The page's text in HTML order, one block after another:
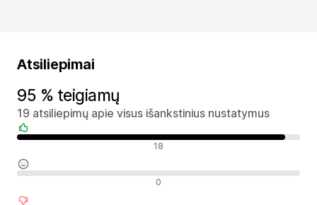
Atsiliepimai
95 % teigiamų
19 atsiliepimų apie visus išankstinius nustatymus
Teigiami atsiliepimai 18
Neutralūs atsiliepimai 0